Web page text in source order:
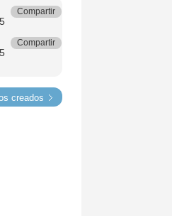
Compartir
Compartir
creados